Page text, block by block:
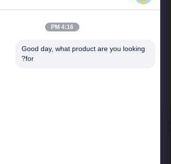
المنتجات
4:16 PM
Good day, what product are you looking
for?